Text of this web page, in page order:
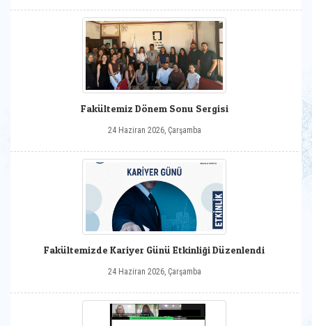
Fakültemiz Dönem Sonu Sergisi
24 Haziran 2026, Çarşamba
Fakültemizde Kariyer Günü Etkinliği Düzenlendi
24 Haziran 2026, Çarşamba